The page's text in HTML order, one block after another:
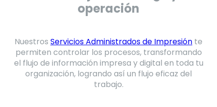
operación
Nuestros Servicios Administrados de Impresión te
permiten controlar los procesos, transformando
el flujo de información impresa y digital en toda tu
organización, logrando así un flujo eficaz del
trabajo.